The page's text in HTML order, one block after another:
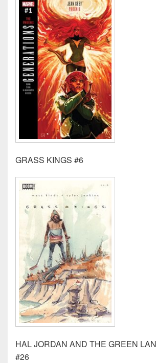
GRASS KINGS #6
HAL JORDAN AND THE GREEN
#26